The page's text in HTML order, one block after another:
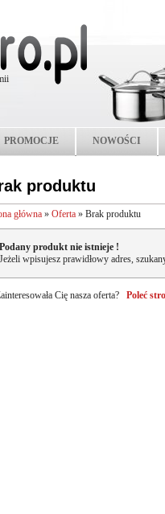
PROMOCJE NOWOŚCI
produktu
główna » Oferta » Brak produktu
Podany produkt nie istnieje !
Jeżeli wpisujesz prawidłowy adres,
Cię nasza oferta? Poleć